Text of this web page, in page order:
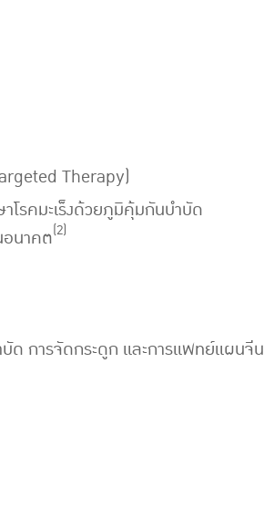
Therapy)
โรคมะเร็งด้วยภูมิคุ้มกันบำบัด
นาคต(2)
บัด การจัดกระดูก และการแพทย์แผนจีน